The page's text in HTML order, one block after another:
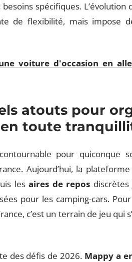
spécifiques. L’évolution
de flexibilité, mais impose
voiture d'occasion en
atouts pour
toute
pour quiconque
Aujourd’hui, la
lesaires de repos discrètes
pour les camping-cars.
c’est un terrain de jeu qui
des défis de 2026. Mappy a